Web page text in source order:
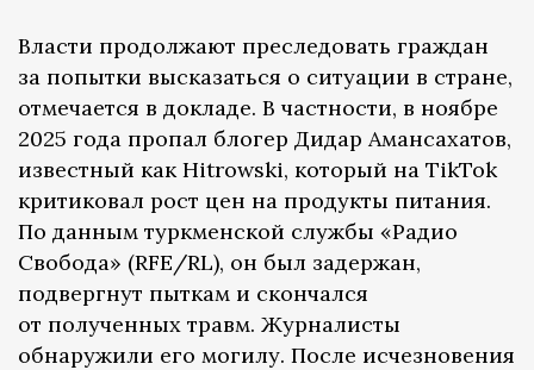
Власти продолжают преследовать граждан
за попытки высказаться о ситуации в стране,
отмечается в докладе. В частности, в ноябре
2025 года пропал блогер Дидар Амансахатов,
известный как Hitrowski, который на TikTok
критиковал рост цен на продукты питания.
По данным туркменской службы «Радио
Свобода» (RFE/RL), он был задержан,
подвергнут пыткам и скончался
от полученных травм. Журналисты
обнаружили его могилу. После исчезновения